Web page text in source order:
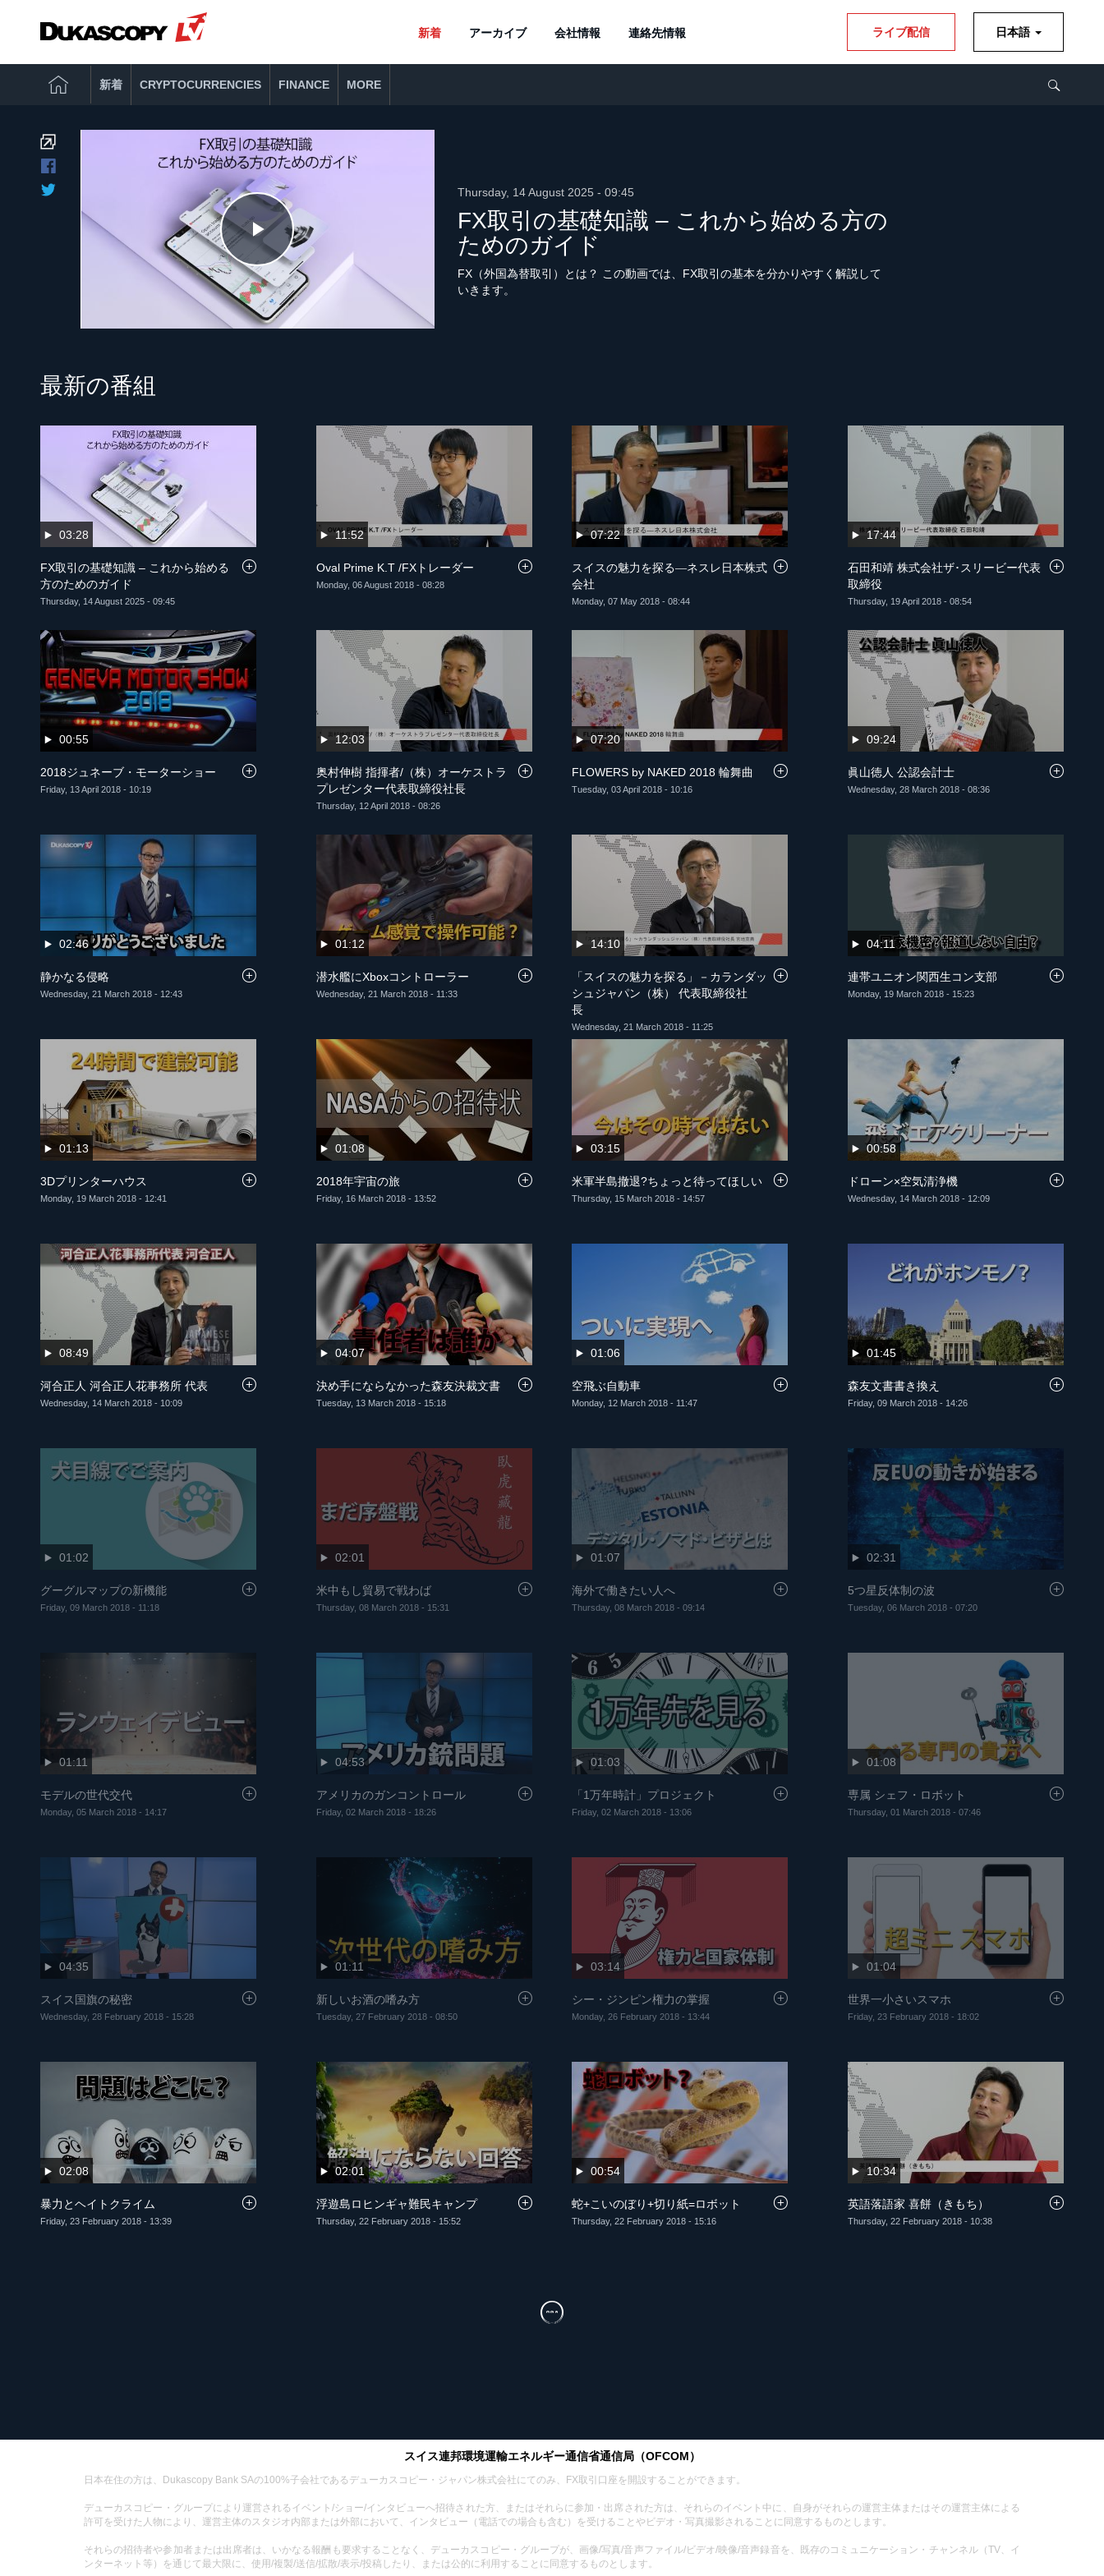
新着 アーカイブ 会社情報 連絡先情報 ライブ配信 日本語
新着 CRYPTOCURRENCIES FINANCE MORE
Play
Video
FX取引の基礎知識 – これから始める方の
ためのガイド
FX（外国為替取引）とは？ この動画では、FX取引の基本を分かりやすく解説して
いきます。
Thursday, 14 August 2025 - 09:45
最新の番組
03:28
FX取引の基礎知識 – これから始める
方のためのガイド
Thursday, 14 August 2025 - 09:45
11:52
Oval Prime K.T /FXトレーダー
Monday, 06 August 2018 - 08:28
07:22
スイスの魅力を探る―ネスレ日本株式
会社
Monday, 07 May 2018 - 08:44
17:44
石田和靖 株式会社ザ･スリービー代表
取締役
Thursday, 19 April 2018 - 08:54
00:55
2018ジュネーブ・モーターショー
Friday, 13 April 2018 - 10:19
12:03
奥村伸樹 指揮者/（株）オーケストラ
プレゼンター代表取締役社長
Thursday, 12 April 2018 - 08:26
07:20
FLOWERS by NAKED 2018 輪舞曲
Tuesday, 03 April 2018 - 10:16
09:24
眞山徳人 公認会計士
Wednesday, 28 March 2018 - 08:36
02:46
静かなる侵略
Wednesday, 21 March 2018 - 12:43
01:12
潜水艦にXboxコントローラー
Wednesday, 21 March 2018 - 11:33
14:10
「スイスの魅力を探る」－カランダッ
シュジャパン（株） 代表取締役社
長
Wednesday, 21 March 2018 - 11:25
04:11
連帯ユニオン関西生コン支部
Monday, 19 March 2018 - 15:23
01:13
3Dプリンターハウス
Monday, 19 March 2018 - 12:41
01:08
2018年宇宙の旅
Friday, 16 March 2018 - 13:52
03:15
米軍半島撤退?ちょっと待ってほしい
Thursday, 15 March 2018 - 14:57
00:58
ドローン×空気清浄機
Wednesday, 14 March 2018 - 12:09
08:49
河合正人 河合正人花事務所 代表
Wednesday, 14 March 2018 - 10:09
04:07
決め手にならなかった森友決裁文書
Tuesday, 13 March 2018 - 15:18
01:06
空飛ぶ自動車
Monday, 12 March 2018 - 11:47
01:45
森友文書書き換え
Friday, 09 March 2018 - 14:26
01:02
グーグルマップの新機能
Friday, 09 March 2018 - 11:18
02:01
米中もし貿易で戦わば
Thursday, 08 March 2018 - 15:31
01:07
海外で働きたい人へ
Thursday, 08 March 2018 - 09:14
02:31
5つ星反体制の波
Tuesday, 06 March 2018 - 07:20
01:11
モデルの世代交代
Monday, 05 March 2018 - 14:17
04:53
アメリカのガンコントロール
Friday, 02 March 2018 - 18:26
01:03
「1万年時計」プロジェクト
Friday, 02 March 2018 - 13:06
01:08
専属 シェフ・ロボット
Thursday, 01 March 2018 - 07:46
04:35
スイス国旗の秘密
Wednesday, 28 February 2018 - 15:28
01:11
新しいお酒の嗜み方
Tuesday, 27 February 2018 - 08:50
03:14
シー・ジンピン権力の掌握
Monday, 26 February 2018 - 13:44
01:04
世界一小さいスマホ
Friday, 23 February 2018 - 18:02
02:08
暴力とヘイトクライム
Friday, 23 February 2018 - 13:39
02:01
浮遊島ロヒンギャ難民キャンプ
Thursday, 22 February 2018 - 15:52
00:54
蛇+こいのぼり+切り紙=ロボット
Thursday, 22 February 2018 - 15:16
10:34
英語落語家 喜餅（きもち）
Thursday, 22 February 2018 - 10:38
スイス連邦環境運輸エネルギー通信省通信局（OFCOM）
日本在住の方は、Dukascopy Bank SAの100%子会社であるデューカスコピー・ジャパン株式会社にてのみ、FX取引口座を開設することができます。
デューカスコピー・グループにより運営されるイベント/ショー/インタビューへ招待された方、またはそれらに参加・出席された方は、それらのイベント中に、自身がそれらの運営主体またはその運営主体による
許可を受けた人物により、運営主体のスタジオ内部または外部において、インタビュー（電話での場合も含む）を受けることやビデオ・写真撮影されることに同意するものとします。
それらの招待者や参加者または出席者は、いかなる報酬も要求することなく、デューカスコピー・グループが、画像/写真/音声ファイル/ビデオ/映像/音声録音を、既存のコミュニケーション・チャンネル（TV、イ
ンターネット等）を通じて最大限に、使用/複製/送信/拡散/表示/投稿したり、または公的に利用することに同意するものとします。